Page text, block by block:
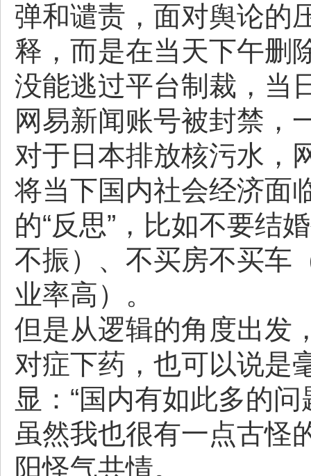
弹和谴责，面对舆论的
释，而是在当天下午删
没能逃过平台制裁，当
网易新闻账号被封禁，
对于日本排放核污水，
将当下国内社会经济面
的“反思”，比如不要结
不振）、不买房不买车
业率高）。
但是从逻辑的角度出发
对症下药，也可以说是
显：“国内有如此多的
虽然我也很有一点古怪
阳怪气共情。